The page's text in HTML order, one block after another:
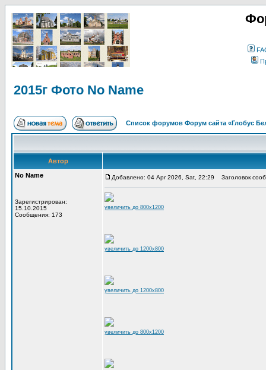
2015г Фото No Name
Список форумов Форум сайта «Глобус
Автор
No Name
Зарегистрирован:
15.10.2015
Сообщения: 173
Добавлено: 04 Apr 2026, Sat, 22:29 Заголовок
увеличить до 800x1200
увеличить до 1200x800
увеличить до 1200x800
увеличить до 800x1200